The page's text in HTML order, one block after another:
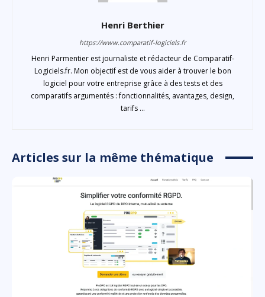
Henri Berthier
https://www.comparatif-logiciels.fr
Henri Parmentier est journaliste et rédacteur de Comparatif-
Logiciels.fr. Mon objectif est de vous aider à trouver le bon
logiciel pour votre entreprise grâce à des tests et des
comparatifs argumentés : fonctionnalités, avantages, design,
tarifs ...
Articles sur la même thématique